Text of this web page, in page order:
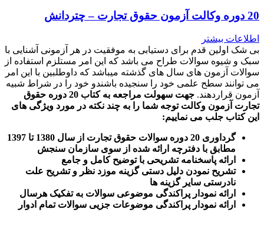
20 دوره وکالت آزمون حقوق تجارت – چتردانش
اطلاعات بیشتر
بی شک اولین قدم برای دستیابی به موفقیت در هر آزمونی آشنایی با
سبک و شیوه سوالات طراح می باشد که این امر مستلزم استفاده از
سوالات آزمون های سال های گذشته میباشد که داوطلبین با این امر
می توانند سطح علمی خود را سنجیده باشندو خود را در شراط شبیه
آزمون قراردهند.
جهت سهولت مراجعه به کتاب 20 دوره حقوق
تجارت آزمون وکالت توجه شما را به چند نکته در مورد ویژگی های
این کتاب جلب می نماییم:
گرداوری 20 دوره سوالات حقوق تجارت از سال 1380 تا 1397
مطابق با دفترچه ارائه شده از سوی سازمان سنجش
ارائه پاسخنامه تشریحی با توضیح کامل و جامع
تشریح نمودن دلیل دستی گزینه موزد نظر و تشریح علت
نادرستی سایر گزینه ها
ارائه نمودار پراکندگی موضوعی سوالات به تفکیک هرسال
رائه نمودار پراکندگی موضوعات جزیی سوالات تمام ادوار